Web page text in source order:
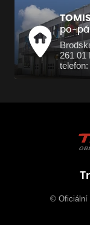
po-
261 01
© Oficiální